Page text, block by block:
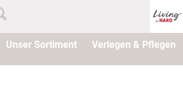
Unser Sortiment Verlegen & Pflegen